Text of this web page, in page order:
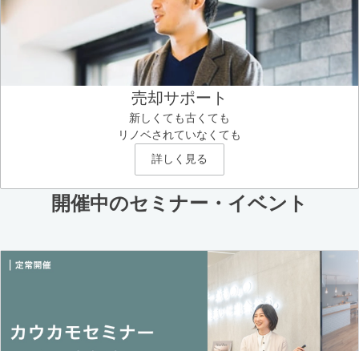
売却サポート
新しくても古くても
リノベされていなくても
詳しく見る
開催中のセミナー・イベント